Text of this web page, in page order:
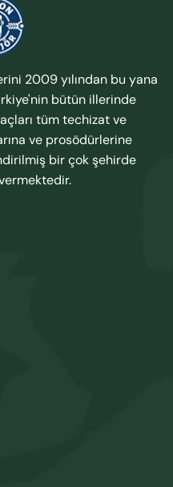
2009 yılından bu yana
bütün illerinde
tüm techizat ve
ve prosödürlerine
bir çok şehirde